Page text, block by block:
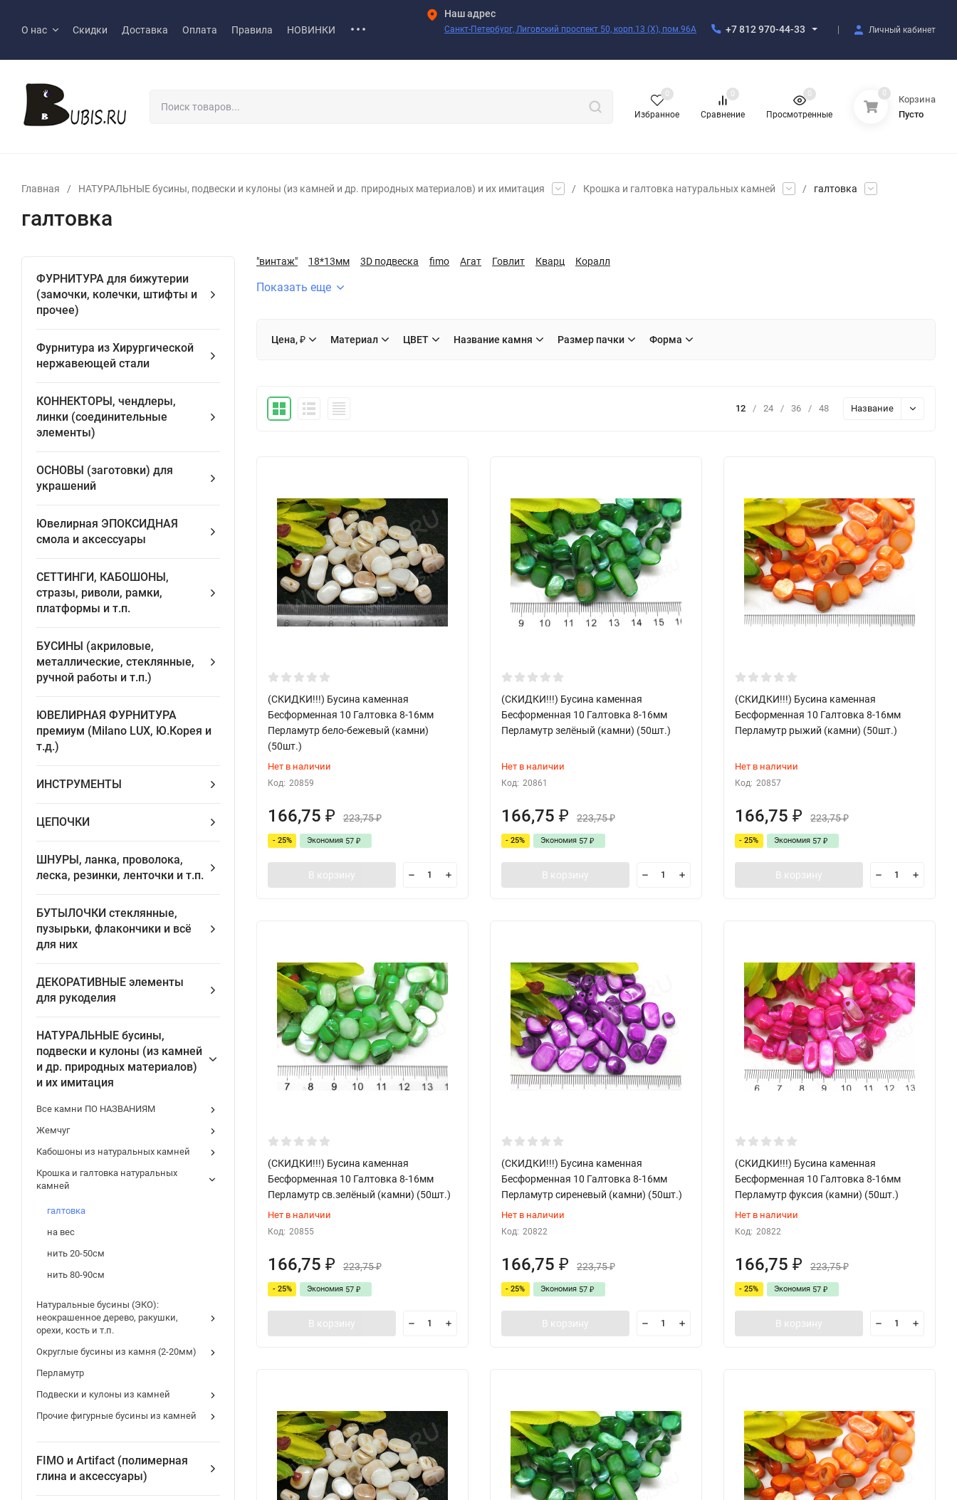
О нас Скидки Доставка Оплата Правила НОВИНКИ
Наш адрес
Санкт-Петербург, Лиговский проспект 50, корп.13 (X), пом.96А +7 812 970-44-33 Личный кабинет
Избранное
0
Сравнение
0
Просмотренные
0 0
Корзина
Пусто
Главная / НАТУРАЛЬНЫЕ бусины, подвески и кулоны (из камней и др. природных материалов) и их имитация / Крошка и галтовка натуральных камней / галтовка
галтовка
ФУРНИТУРА для бижутерии
(замочки, колечки, штифты и
прочее)
Фурнитура из Хирургической
нержавеющей стали
КОННЕКТОРЫ, чендлеры,
линки (соединительные
элементы)
ОСНОВЫ (заготовки) для
украшений
Ювелирная ЭПОКСИДНАЯ
смола и аксессуары
СЕТТИНГИ, КАБОШОНЫ,
стразы, риволи, рамки,
платформы и т.п.
БУСИНЫ (акриловые,
металлические, стеклянные,
ручной работы и т.п.)
ЮВЕЛИРНАЯ ФУРНИТУРА
премиум (Milano LUX, Ю.Корея и
т.д.)
ИНСТРУМЕНТЫ
ЦЕПОЧКИ
ШНУРЫ, ланка, проволока,
леска, резинки, ленточки и т.п.
БУТЫЛОЧКИ стеклянные,
пузырьки, флакончики и всё
для них
ДЕКОРАТИВНЫЕ элементы
для рукоделия
НАТУРАЛЬНЫЕ бусины,
подвески и кулоны (из камней
и др. природных материалов)
и их имитация
Все камни ПО НАЗВАНИЯМ
Жемчуг
Кабошоны из натуральных камней
Крошка и галтовка натуральных
камней
галтовка
на вес
нить 20-50см
нить 80-90см
Натуральные бусины (ЭКО):
неокрашенное дерево, ракушки,
орехи, кость и т.п.
Округлые бусины из камня (2-20мм)
Перламутр
Подвески и кулоны из камней
Прочие фигурные бусины из камней
FIMO и Artifact (полимерная
глина и аксессуары)
"винтаж" 18*13мм 3D подвеска fimo Агат Говлит Кварц Коралл
Показать еще
Цена, ₽ Материал ЦВЕТ Название камня Размер пачки Форма
12 / 24 / 36 / 48 Название
(СКИДКИ!!!) Бусина каменная
Бесформенная 10 Галтовка 8-16мм
Перламутр бело-бежевый (камни)
(50шт.)
Нет в наличии
Код: 20859
166,75 ₽ 223,75₽
- 25% Экономия 57 ₽
В корзину
(СКИДКИ!!!) Бусина каменная
Бесформенная 10 Галтовка 8-16мм
Перламутр зелёный (камни) (50шт.)
Нет в наличии
Код: 20861
166,75 ₽ 223,75₽
- 25% Экономия 57 ₽
В корзину
(СКИДКИ!!!) Бусина каменная
Бесформенная 10 Галтовка 8-16мм
Перламутр рыжий (камни) (50шт.)
Нет в наличии
Код: 20857
166,75 ₽ 223,75₽
- 25% Экономия 57 ₽
В корзину
(СКИДКИ!!!) Бусина каменная
Бесформенная 10 Галтовка 8-16мм
Перламутр св.зелёный (камни) (50шт.)
Нет в наличии
Код: 20855
166,75 ₽ 223,75₽
- 25% Экономия 57 ₽
В корзину
(СКИДКИ!!!) Бусина каменная
Бесформенная 10 Галтовка 8-16мм
Перламутр сиреневый (камни) (50шт.)
Нет в наличии
Код: 20822
166,75 ₽ 223,75₽
- 25% Экономия 57 ₽
В корзину
(СКИДКИ!!!) Бусина каменная
Бесформенная 10 Галтовка 8-16мм
Перламутр фуксия (камни) (50шт.)
Нет в наличии
Код: 20822
166,75 ₽ 223,75₽
- 25% Экономия 57 ₽
В корзину